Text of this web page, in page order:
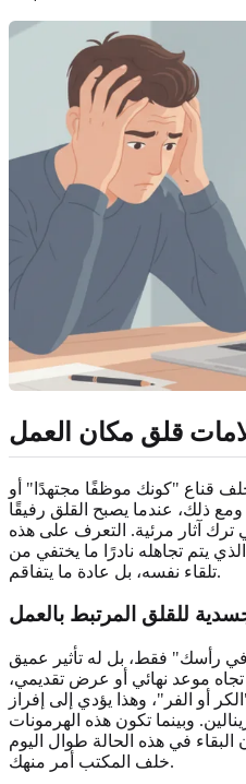
قلق مكان العمل
قناع "كونك موظفًا مجتهدًا" أو
ذلك، عندما يصبح القلق رفيقًا
ترك آثار مرئية. التعرف على هذه
الذي يتم تجاهله نادرًا ما يختفي من
تلقاء نفسه، بل عادة ما يتفاقم.
للقلق المرتبط بالعمل
رأسك" فقط، بل له تأثير عميق
موعد نهائي أو عرض تقديمي،
أو الفر"، وهذا يؤدي إلى إفراز
وبينما تكون هذه الهرمونات
في هذه الحالة طوال اليوم
خلف المكتب أمر منهك.